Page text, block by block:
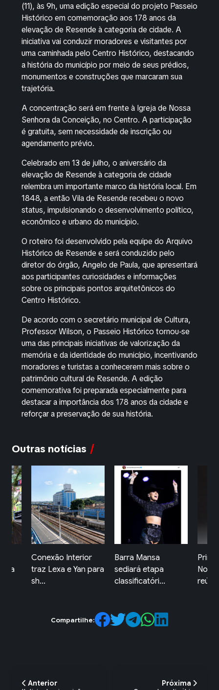
(11), às 9h, uma edição especial do projeto Passeio
Histórico em comemoração aos 178 anos da
elevação de Resende à categoria de cidade. A
iniciativa vai conduzir moradores e visitantes por
uma caminhada pelo Centro Histórico, destacando
a história do município por meio de seus prédios,
monumentos e construções que marcaram sua
trajetória.
A concentração será em frente à Igreja de Nossa
Senhora da Conceição, no Centro. A participação
é gratuita, sem necessidade de inscrição ou
agendamento prévio.
Celebrado em 13 de julho, o aniversário da
elevação de Resende à categoria de cidade
relembra um importante marco da história local. Em
1848, a então Vila de Resende recebeu o novo
status, impulsionando o desenvolvimento político,
econômico e urbano do município.
O roteiro foi desenvolvido pela equipe do Arquivo
Histórico de Resende e será conduzido pelo
diretor do órgão, Angelo de Paula, que apresentará
aos participantes curiosidades e informações
sobre os principais pontos arquitetônicos do
Centro Histórico.
De acordo com o secretário municipal de Cultura,
Professor Wilson, o Passeio Histórico tornou-se
uma das principais iniciativas de valorização da
memória e da identidade do município, incentivando
moradores e turistas a conhecerem mais sobre o
patrimônio cultural de Resende. A edição
comemorativa foi preparada especialmente para
destacar a importância dos 178 anos da cidade e
reforçar a preservação de sua história.
Outras notícias
para
Barra Mansa
sediará etapa
classificatóri...
Primeira Mostra
Novos Olhares
reúne jove...
de
Compartilhe:
Anterior Próxima